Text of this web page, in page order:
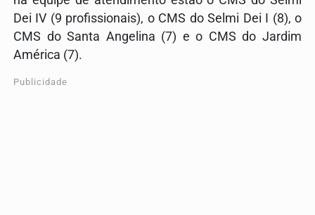
Dei IV (9 profissionais), o CMS do Selmi Dei I (8), o
CMS do Santa Angelina (7) e o CMS do Jardim
América (7).
Publicidade